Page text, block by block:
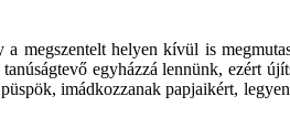
megszentelt helyen kívül is
egyházzá lennünk, ezért
imádkozzanak papjaikért,